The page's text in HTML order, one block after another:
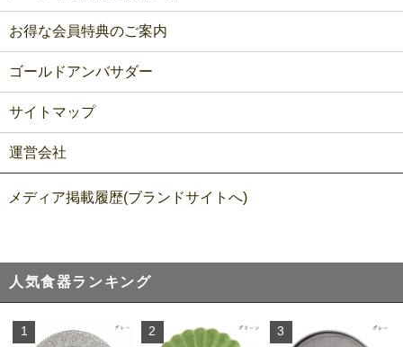
お得な会員特典のご案内
ゴールドアンバサダー
サイトマップ
運営会社
メディア掲載履歴(ブランドサイトへ)
人気食器ランキング
1 2 3